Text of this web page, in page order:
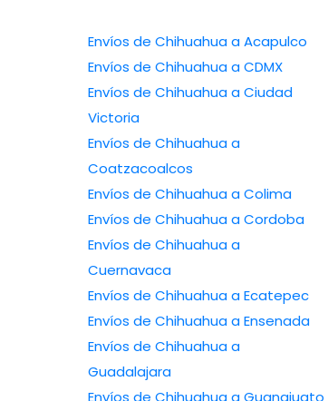
Envíos de Chihuahua a Acapulco
Envíos de Chihuahua a CDMX
Envíos de Chihuahua a Ciudad
Victoria
Envíos de Chihuahua a
Coatzacoalcos
Envíos de Chihuahua a Colima
Envíos de Chihuahua a Cordoba
Envíos de Chihuahua a
Cuernavaca
Envíos de Chihuahua a Ecatepec
Envíos de Chihuahua a Ensenada
Envíos de Chihuahua a
Guadalajara